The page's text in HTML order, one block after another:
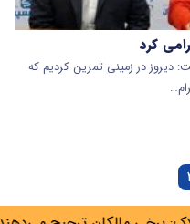
کرد
دیروز در زمینی تمرین کردیم که